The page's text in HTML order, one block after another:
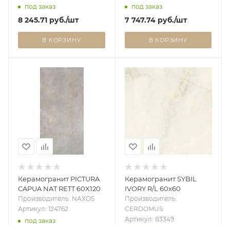
под заказ
8 245.71 руб./шт
В КОРЗИНУ
под заказ
7 747.74руб./шт
В КОРЗИНУ
Керамогранит PICTURA
CAPUA NAT RETT 60X120
Производитель: NAXOS
Артикул: 124762
под заказ
Керамогранит SYBIL
IVORY R/L 60x60
Производитель:
CERDOMUS
Артикул: 83349